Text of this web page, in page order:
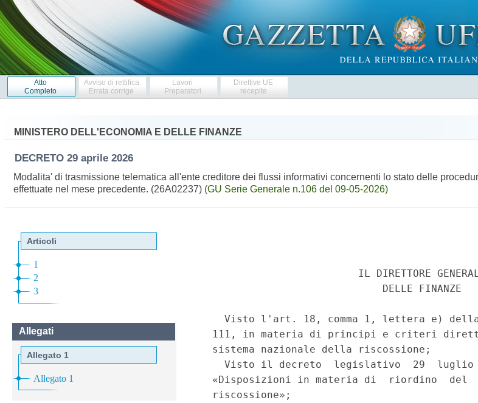
Atto
Completo
Avviso di rettifica
Errata corrige
Lavori
Preparatori
Direttive UE
recepite
MINISTERO DELL'ECONOMIA E DELLE FINANZE
DECRETO 29 aprile 2026
Modalita' di trasmissione telematica all'ente creditore dei flussi informativi concernenti lo stato delle
effettuate nel mese precedente. (26A02237) (GU Serie Generale n.106 del 09-05-2026)